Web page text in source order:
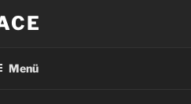
Menü